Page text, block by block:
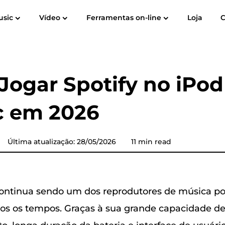
Conversor de Música do
YouTube
Audible Converter
Conversor de música Pandora
Vídeo Ferramentas on-line
MP3
Loja
Guia do UsuárioPerguntas Frequentes
Spotify no iPod
em 2026
Última atualização: 28/05/2026 11 min read
sendo um dos reprodutores de música
os tempos. Graças à sua grande capacidade de